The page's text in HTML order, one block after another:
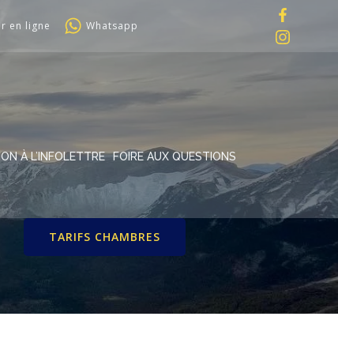
en ligne Whatsapp
À L’INFOLETTRE FOIRE AUX QUESTIONS
TARIFS CHAMBRES